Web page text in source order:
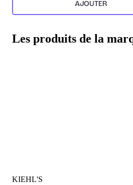
AJOUTER
Les produits de la
KIEHL'S